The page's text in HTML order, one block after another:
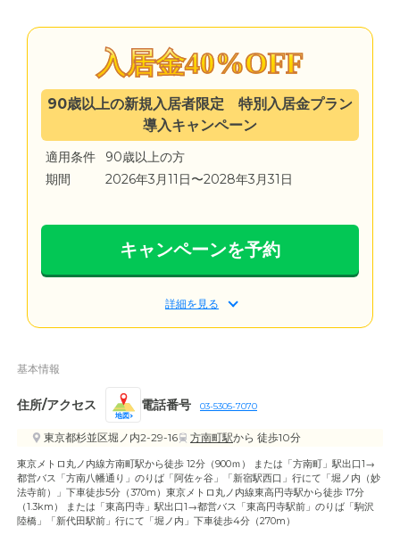
入居金40%OFF
90歳以上の新規入居者限定 特別入居金プラン
導入キャンペーン
適用条件
90歳以上の方
期間
2026年3月11日〜2028年3月31日
キャンペーンを予約
詳細を見る
基本情報
住所/アクセス
地図
電話番号 03-5305-7070
東京都杉並区堀ノ内2-29-16 方南町駅から 徒歩10分
東京メトロ丸ノ内線方南町駅から徒歩 12分（900ｍ） または「方南町」駅出口1→
都営バス「方南八幡通り」のりば「阿佐ヶ谷」「新宿駅西口」行にて「堀ノ内（妙
法寺前）」下車徒歩5分（370m）東京メトロ丸ノ内線東高円寺駅から徒歩 17分
（1.3km） または「東高円寺」駅出口1→都営バス「東高円寺駅前」のりば「駒沢
陸橋」「新代田駅前」行にて「堀ノ内」下車徒歩4分（270m）